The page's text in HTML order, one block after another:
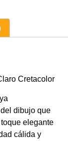
Cretacolor
dibujo que
elegante
cálida y